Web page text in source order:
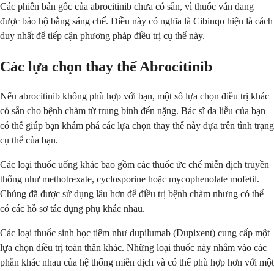
Các phiên bản gốc của abrocitinib chưa có sẵn, vì thuốc vẫn đang
được bảo hộ bằng sáng chế. Điều này có nghĩa là Cibinqo hiện là cách
duy nhất để tiếp cận phương pháp điều trị cụ thể này.
Các lựa chọn thay thế Abrocitinib
Nếu abrocitinib không phù hợp với bạn, một số lựa chọn điều trị khác
có sẵn cho bệnh chàm từ trung bình đến nặng. Bác sĩ da liễu của bạn
có thể giúp bạn khám phá các lựa chọn thay thế này dựa trên tình trạng
cụ thể của bạn.
Các loại thuốc uống khác bao gồm các thuốc ức chế miễn dịch truyền
thống như methotrexate, cyclosporine hoặc mycophenolate mofetil.
Chúng đã được sử dụng lâu hơn để điều trị bệnh chàm nhưng có thể
có các hồ sơ tác dụng phụ khác nhau.
Các loại thuốc sinh học tiêm như dupilumab (Dupixent) cung cấp một
lựa chọn điều trị toàn thân khác. Những loại thuốc này nhắm vào các
phần khác nhau của hệ thống miễn dịch và có thể phù hợp hơn với một